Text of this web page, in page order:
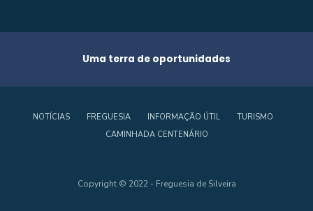
Uma terra de oportunidades
NOTÍCIAS FREGUESIA INFORMAÇÃO ÚTIL
TURISMO
CAMINHADA CENTENÁRIO
Copyright © 2022 - Freguesia de Silveira